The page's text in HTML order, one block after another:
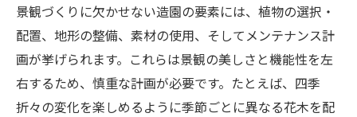
景観づくりに欠かせない造園の要素には、植物の選択・
配置、地形の整備、素材の使用、そしてメンテナンス計
画が挙げられます。これらは景観の美しさと機能性を左
右するため、慎重な計画が必要です。たとえば、四季
折々の変化を楽しめるように季節ごとに異なる花木を配